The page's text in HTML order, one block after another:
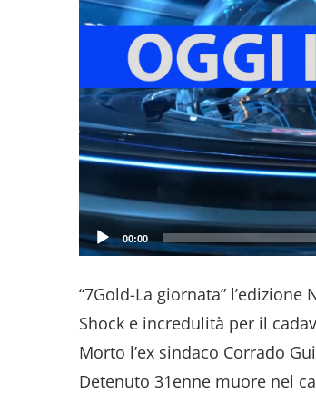
00:00
“7Gold-La giornata”
Shock e incredulità per il
Morto l’ex sindaco Corrado
Detenuto 31enne muore nel